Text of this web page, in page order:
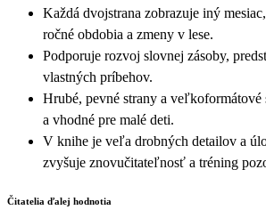
Každá dvojstrana zobrazuje iný
ročné obdobia a zmeny v lese.
Podporuje rozvoj slovnej zásoby,
vlastných príbehov.
Hrubé, pevné strany a veľkoformátové
a vhodné pre malé deti.
V knihe je veľa drobných detailov a
zvyšuje znovučitateľnosť a tréning
Čitatelia ďalej hodnotia